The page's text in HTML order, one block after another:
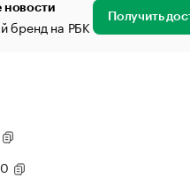
новости
бренд на РБК Получить